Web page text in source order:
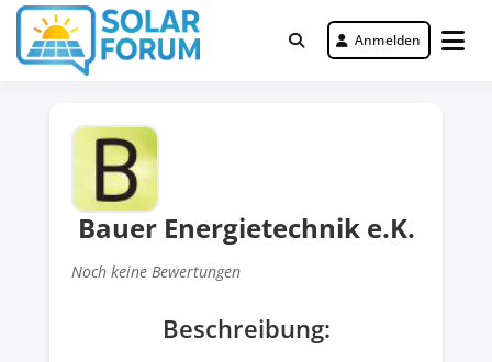
Zum
Inhalt
springen
Solar Forum
Deutschlandweit Nr. 1 Forum für
gewerbliche Solar Investments
Anmelden
Bauer Energietechnik e.K.
Noch keine Bewertungen
Beschreibung: